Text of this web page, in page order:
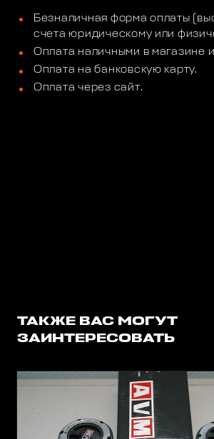
Безналичная форма оплаты
счета юридическому или
Оплата наличными в магазине
Оплата на банковскую карту.
Оплата через сайт.
ТАКЖЕ ВАС МОГУТ
ЗАИНТЕРЕСОВАТЬ